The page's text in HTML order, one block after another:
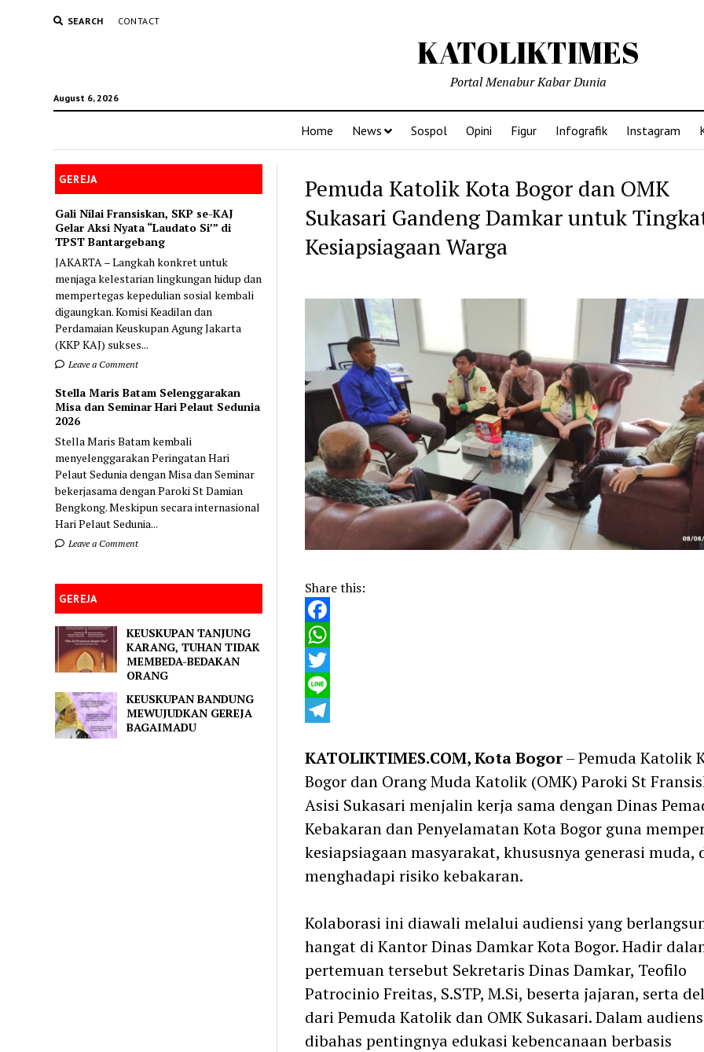
SEARCH CONTACT
KATOLIKTIMES
August 6, 2026
Portal Menabur Kabar Dunia
Home News Sospol Opini Figur Infografik Instagram
GEREJA
Gali Nilai Fransiskan, SKP se-KAJ
Gelar Aksi Nyata “Laudato Si’” di
TPST Bantargebang
JAKARTA – Langkah konkret untuk
menjaga kelestarian lingkungan hidup dan
mempertegas kepedulian sosial kembali
digaungkan. Komisi Keadilan dan
Perdamaian Keuskupan Agung Jakarta
(KKP KAJ) sukses...
Leave a Comment
Stella Maris Batam Selenggarakan
Misa dan Seminar Hari Pelaut Sedunia
2026
Stella Maris Batam kembali
menyelenggarakan Peringatan Hari
Pelaut Sedunia dengan Misa dan Seminar
bekerjasama dengan Paroki St Damian
Bengkong. Meskipun secara internasional
Hari Pelaut Sedunia...
Leave a Comment
GEREJA
KEUSKUPAN TANJUNG
KARANG, TUHAN TIDAK
MEMBEDA-BEDAKAN
ORANG
KEUSKUPAN BANDUNG
MEWUJUDKAN GEREJA
BAGAIMADU
Pemuda Katolik Kota Bogor dan OMK
Sukasari Gandeng Damkar untuk
Kesiapsiagaan Warga
Share this:
Facebook
WhatsApp
Twitter
Line
KATOLIKTIMES.COM, Kota Bogor– Pemuda Katolik
Bogor dan Orang Muda Katolik (OMK) Paroki St
Asisi Sukasari menjalin kerja sama dengan Dinas
Kebakaran dan Penyelamatan Kota Bogor guna
kesiapsiagaan masyarakat, khususnya generasi muda,
menghadapi risiko kebakaran.
Kolaborasi ini diawali melalui audiensi yang
hangat di Kantor Dinas Damkar Kota Bogor. Hadir
pertemuan tersebut Sekretaris Dinas Damkar, Teofilo
Patrocinio Freitas, S.STP, M.Si, beserta jajaran, serta
dari Pemuda Katolik dan OMK Sukasari. Dalam
dibahas pentingnya edukasi kebencanaan berbasis